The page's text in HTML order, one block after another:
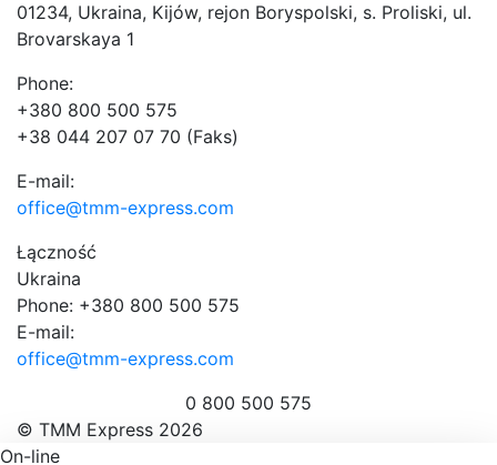
01234, Ukraina, Kijów, rejon Boryspolski, s. Proliski, ul.
Brovarskaya 1
Phone:
+380 800 500 575
+38 044 207 07 70 (Faks)
E-mail:
office@tmm-express.com
Łączność
Ukraina
Phone: +380 800 500 575
E-mail:
office@tmm-express.com
0 800 500 575
© ТММ Express 2026
On-line